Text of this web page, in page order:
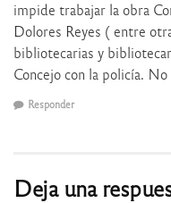
impide trabajar la obra
Dolores Reyes ( entre
bibliotecarias y
Concejo con la policía.
Responder
Deja una